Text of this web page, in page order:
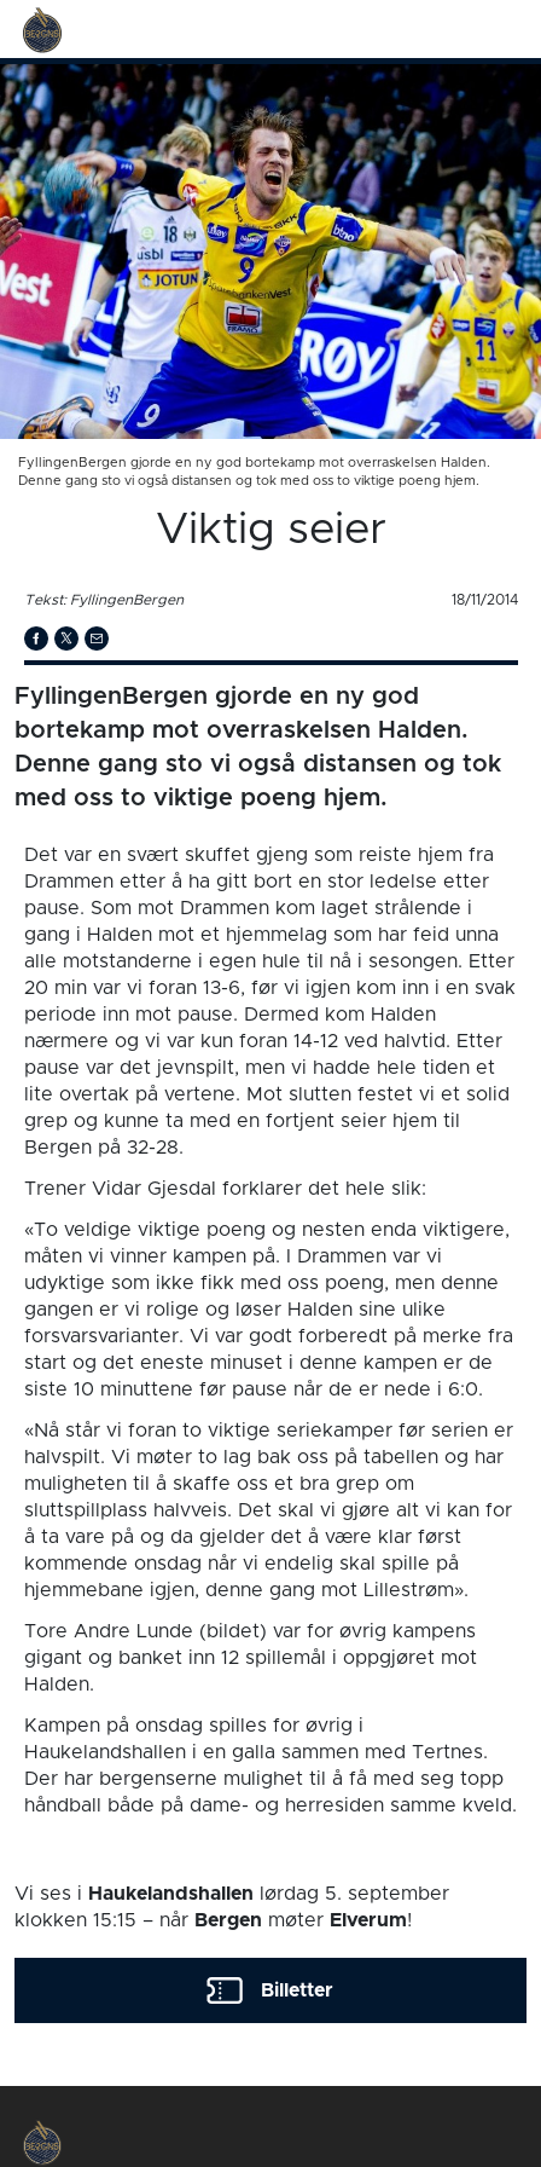
FyllingenBergen gjorde en ny god bortekamp mot overraskelsen Halden.
Denne gang sto vi også distansen og tok med oss to viktige poeng hjem.
Viktig seier
Tekst: FyllingenBergen 18/11/2014
FyllingenBergen gjorde en ny god
bortekamp mot overraskelsen Halden.
Denne gang sto vi også distansen og tok
med oss to viktige poeng hjem.
Det var en svært skuffet gjeng som reiste hjem fra
Drammen etter å ha gitt bort en stor ledelse etter
pause. Som mot Drammen kom laget strålende i
gang i Halden mot et hjemmelag som har feid unna
alle motstanderne i egen hule til nå i sesongen. Etter
20 min var vi foran 13-6, før vi igjen kom inn i en svak
periode inn mot pause. Dermed kom Halden
nærmere og vi var kun foran 14-12 ved halvtid. Etter
pause var det jevnspilt, men vi hadde hele tiden et
lite overtak på vertene. Mot slutten festet vi et solid
grep og kunne ta med en fortjent seier hjem til
Bergen på 32-28.
Trener Vidar Gjesdal forklarer det hele slik:
«To veldige viktige poeng og nesten enda viktigere,
måten vi vinner kampen på. I Drammen var vi
udyktige som ikke fikk med oss poeng, men denne
gangen er vi rolige og løser Halden sine ulike
forsvarsvarianter. Vi var godt forberedt på merke fra
start og det eneste minuset i denne kampen er de
siste 10 minuttene før pause når de er nede i 6:0.
«Nå står vi foran to viktige seriekamper før serien er
halvspilt. Vi møter to lag bak oss på tabellen og har
muligheten til å skaffe oss et bra grep om
sluttspillplass halvveis. Det skal vi gjøre alt vi kan for
å ta vare på og da gjelder det å være klar først
kommende onsdag når vi endelig skal spille på
hjemmebane igjen, denne gang mot Lillestrøm».
Tore Andre Lunde (bildet) var for øvrig kampens
gigant og banket inn 12 spillemål i oppgjøret mot
Halden.
Kampen på onsdag spilles for øvrig i
Haukelandshallen i en galla sammen med Tertnes.
Der har bergenserne mulighet til å få med seg topp
håndball både på dame- og herresiden samme kveld.
Vi ses i Haukelandshallen lørdag 5. september
klokken 15:15 – når Bergen møter Elverum!
Billetter